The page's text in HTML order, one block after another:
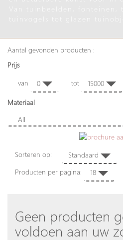
Aantal gevonden producten :
Prijs
van 0 tot 15000
Materiaal
All
Sorteren op: Standaard
Producten per pagina: 18
Geen producten
voldoen aan uw